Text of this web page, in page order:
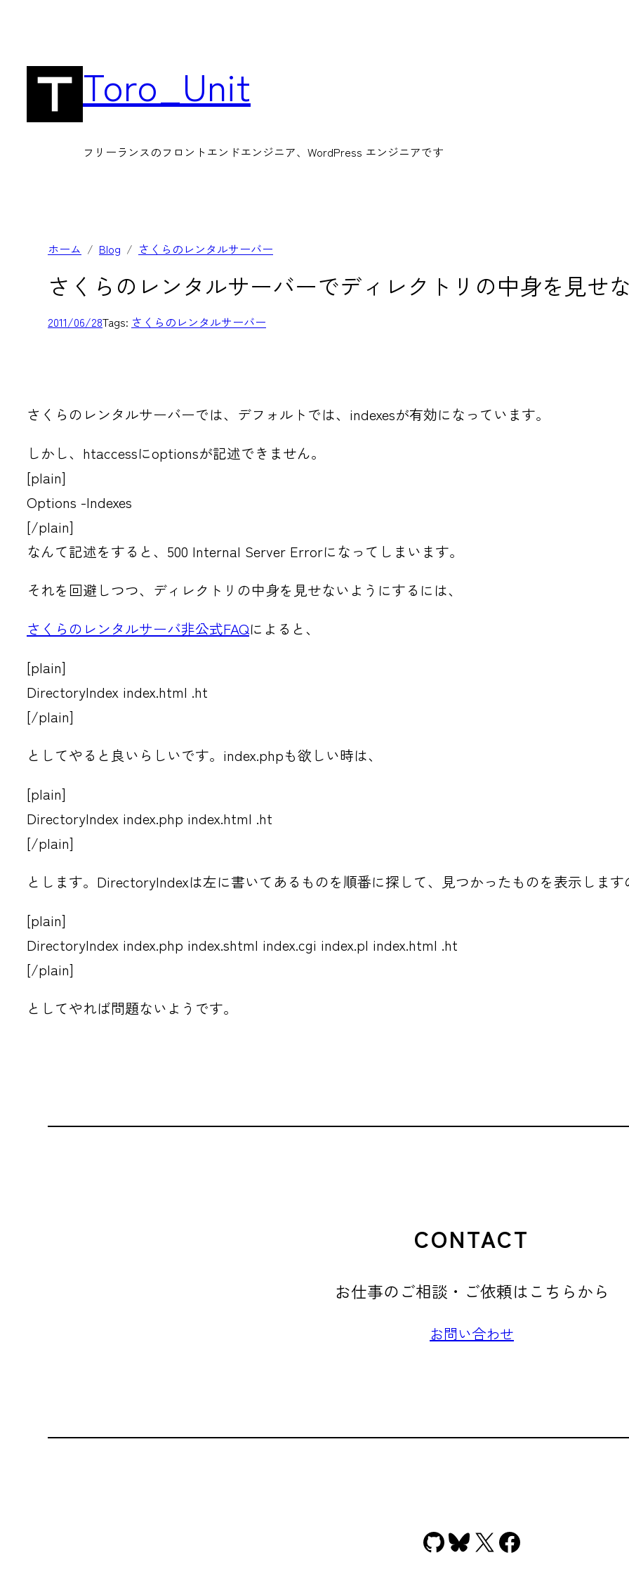
Toro_Unit
フリーランスのフロントエンドエンジニア、WordPress エンジニアです
ホーム Blog さくらのレンタルサーバー
さくらのレンタルサーバーでディレクトリの中身を見せ
2011/06/28Tags: さくらのレンタルサーバー
さくらのレンタルサーバーでは、デフォルトでは、indexesが有効になっています。
しかし、htaccessにoptionsが記述できません。
[plain]
Options -Indexes
[/plain]
なんて記述をすると、500 Internal Server Errorになってしまいます。
それを回避しつつ、ディレクトリの中身を見せないようにするには、
さくらのレンタルサーバ非公式FAQによると、
[plain]
DirectoryIndex index.html .ht
[/plain]
としてやると良いらしいです。index.phpも欲しい時は、
[plain]
DirectoryIndex index.php index.html .ht
[/plain]
とします。DirectoryIndexは左に書いてあるものを順番に探して、見つかったものを表示します
[plain]
DirectoryIndex index.php index.shtml index.cgi index.pl index.html .ht
[/plain]
としてやれば問題ないようです。
CONTACT
お仕事のご相談・ご依頼はこちらから
お問い合わせ
GitHub
Bluesky
X Facebook